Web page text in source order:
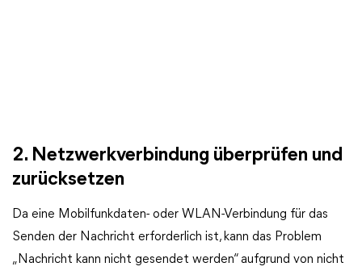
2. Netzwerkverbindung überprüfen und
zurücksetzen
Da eine Mobilfunkdaten- oder WLAN-Verbindung für das
Senden der Nachricht erforderlich ist, kann das Problem
„Nachricht kann nicht gesendet werden“ aufgrund von nicht